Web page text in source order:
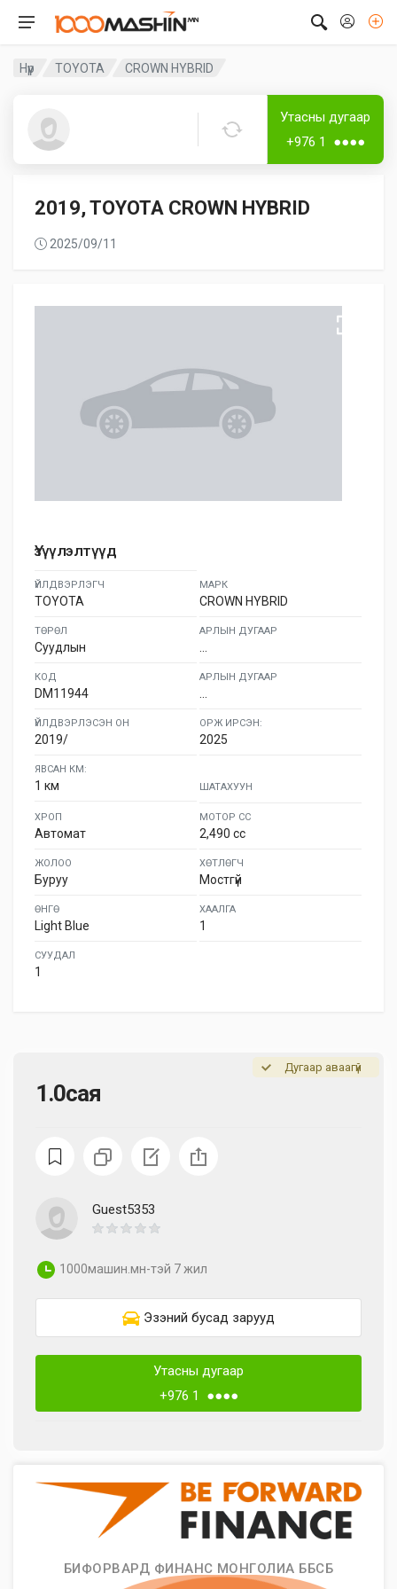
Нүүр TOYOTA CROWN HYBRID
Утасны дугаар
+976 1 ●●●●
2019, TOYOTA CROWN HYBRID
2025/09/11
1.0сая
Дугаар аваагүй
Guest5353
1000машин.мн-тэй 7 жил
Эзэний бусад зарууд
Утасны дугаар
+976 1 ●●●●
Үзүүлэлтүүд
ҮЙЛДВЭРЛЭГЧ
TOYOTA
МАРК
CROWN HYBRID
ТӨРӨЛ
Суудлын
АРЛЫН ДУГААР
КОД
DM11944
АРЛЫН ДУГААР
ҮЙЛДВЭРЛЭСЭН ОН
2019/
ОРЖ ИРСЭН:
2025
ЯВСАН КМ:
1 км ШАТАХУУН
ХРОП
Автомат
МОТОР СС
2,490 cc
ЖОЛОО
Буруу
ХӨТЛӨГЧ
Мостгүй
ӨНГӨ
Light Blue
ХААЛГА
1
СУУДАЛ
1
БИФОРВАРД ФИНАНС МОНГОЛИА ББСБ
Дугаар аваагүй